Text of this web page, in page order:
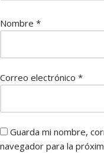
Nombre *
Correo electrónico *
Guarda mi nombre,
navegador para la